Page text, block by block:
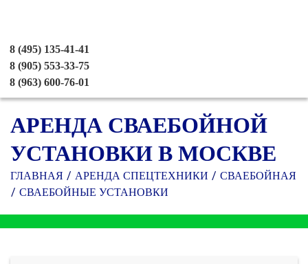
8 (495) 135-41-41
8 (905) 553-33-75
8 (963) 600-76-01
АРЕНДА СВАЕБОЙНОЙ
УСТАНОВКИ В МОСКВЕ
ГЛАВНАЯ АРЕНДА СПЕЦТЕХНИКИ
СВАЕБОЙНАЯ
СВАЕБОЙНЫЕ УСТАНОВКИ